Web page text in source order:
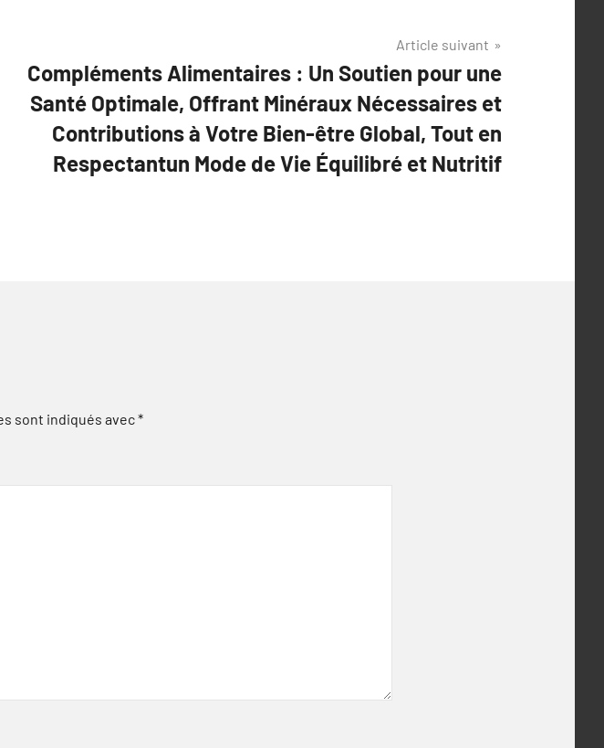
Article suivant
Compléments Alimentaires : Un Soutien pour une
Santé Optimale, Offrant Minéraux Nécessaires et
Contributions à Votre Bien-être Global, Tout en
Respectantun Mode de Vie Équilibré et Nutritif
sont indiqués avec*